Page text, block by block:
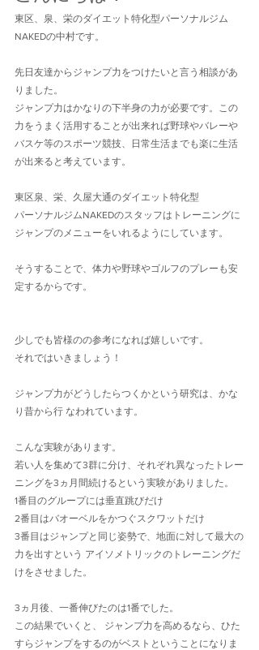
東区、泉、栄のダイエット特化型パーソナルジム
NAKEDの中村です。
先日友達からジャンプ力をつけたいと言う相談があ
りました。
ジャンプ力はかなりの下半身の力が必要です。この
力をうまく活用することが出来れば野球やバレーや
バスケ等のスポーツ競技、日常生活までも楽に生活
が出来ると考えています。
東区泉、栄、久屋大通のダイエット特化型
パーソナルジムNAKEDのスタッフはトレーニングに
ジャンプのメニューをいれるようにしています。
そうすることで、体力や野球やゴルフのプレーも安
定するからです。
少しでも皆様のの参考になれば嬉しいです。
それではいきましょう！
ジャンプ力がどうしたらつくかという研究は、かな
り昔から行 なわれています。
こんな実験があります。
若い人を集めて3群に分け、それぞれ異なったトレー
ニングを3ヵ月間続けるという実験がありました。
1番目のグループには垂直跳びだけ
2番目はバオーベルをかつぐスクワットだけ
3番目はジャンプと同じ姿勢で、地面に対して最大の
力を出すという アイソメトリックのトレーニングだ
けをさせました。
3ヵ月後、一番伸びたのは1番でした。
この結果でいくと、 ジャンプ力を高めるなら、ひた
すらジャンプをするのがベストということになりま